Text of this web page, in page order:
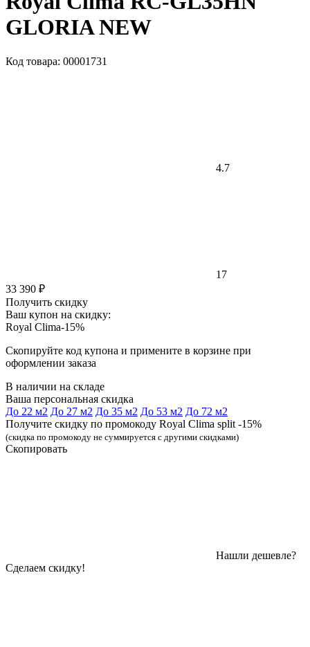
GLORIA NEW
Код товара: 00001731
4.7
17
33 390 ₽
Получить скидку
Ваш купон на скидку:
Royal Clima-15%
Скопируйте код купона и примените в корзине при
оформлении заказа
В наличии на складе
Ваша персональная скидка
До 22 м2 До 27 м2 До 35 м2 До 53 м2 До 72 м2
Получите скидку по промокоду Royal Clima split -15%
(скидка по промокоду не суммируется с другими скидками)
Скопировать
Нашли дешевле?
Сделаем скидку!